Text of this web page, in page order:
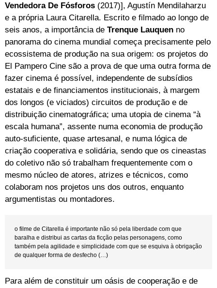
Vendedora De Fósforos (2017)], Agustín Mendilaharzu
e a própria Laura Citarella. Escrito e filmado ao longo de
seis anos, a importância de Trenque Lauquen no
panorama do cinema mundial começa precisamente pelo
ecossistema de produção na sua origem: os projetos do
El Pampero Cine são a prova de que uma outra forma de
fazer cinema é possível, independente de subsídios
estatais e de financiamentos institucionais, à margem
dos longos (e viciados) circuitos de produção e de
distribuição cinematográfica; uma utopia de cinema “à
escala humana”, assente numa economia de produção
auto-suficiente, quase artesanal, e numa lógica de
criação cooperativa e solidária, sendo que os cineastas
do coletivo não só trabalham frequentemente com o
mesmo núcleo de atores, atrizes e técnicos, como
colaboram nos projetos uns dos outros, enquanto
argumentistas ou montadores.
o filme de Citarella é importante não só pela liberdade com que
baralha e distribui as cartas da ficção pelas personagens, como
também pela agilidade e simplicidade com que se esquiva à obrigação
de qualquer forma de desfecho (…)
Para além de constituir um oásis de cooperação e de